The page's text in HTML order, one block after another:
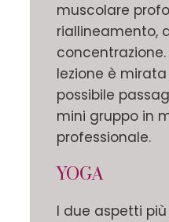
muscolare
riallineamento,
lezione è
possibile
mini gruppo in
professionale.
YOGA
I due aspetti più